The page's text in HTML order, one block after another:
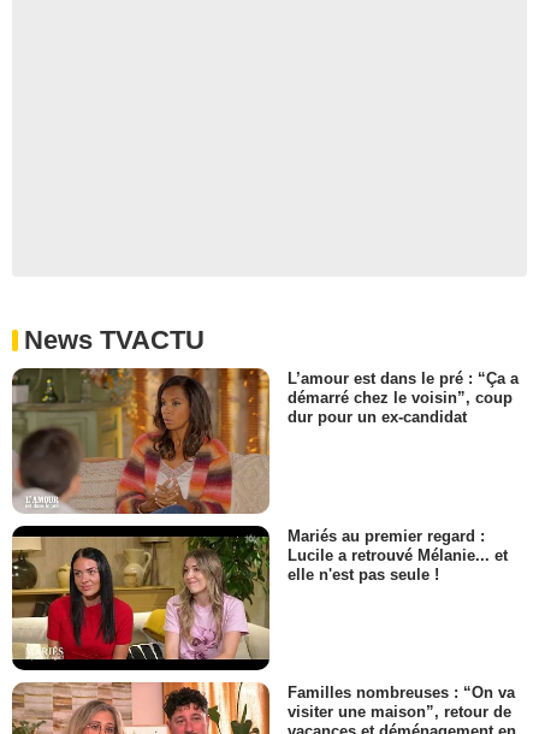
News TVACTU
L’amour est dans le pré : “Ça a
démarré chez le voisin”, coup
dur pour un ex-candidat
Mariés au premier regard :
Lucile a retrouvé Mélanie... et
elle n'est pas seule !
Familles nombreuses : “On va
visiter une maison”, retour de